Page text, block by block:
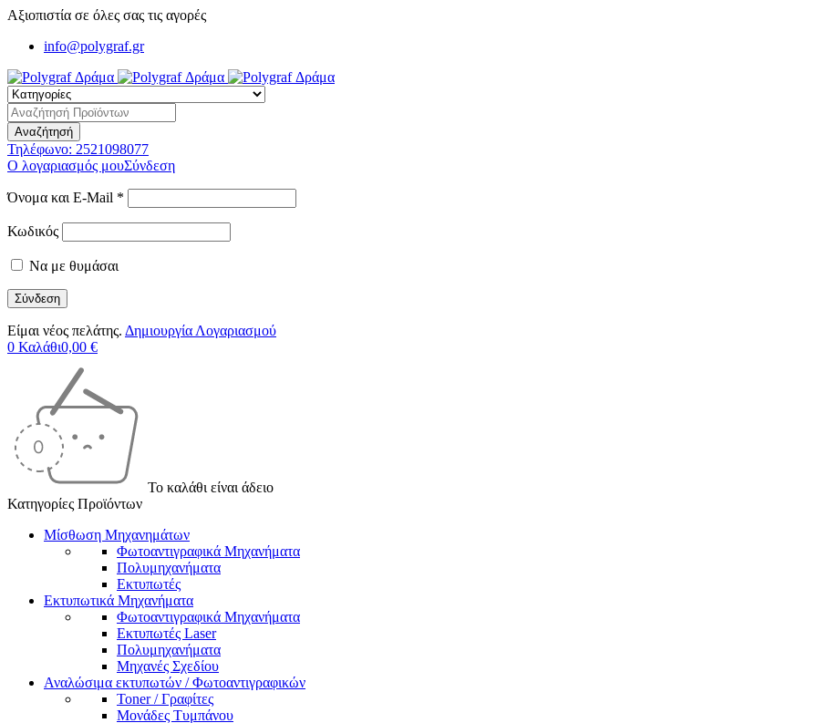
Αξιοπιστία σε όλες σας τις αγορές
info@polygraf.gr
Τηλέφωνο: 2521098077
Ο λογαριασμός μουΣύνδεση
Όνομα και E-Mail *
Κωδικός
Να με θυμάσαι
Είμαι νέος πελάτης. Δημιουργία Λογαριασμού
0 Καλάθι0,00 €
Το καλάθι είναι άδειο
Κατηγορίες Προϊόντων
Μίσθωση Μηχανημάτων
Φωτοαντιγραφικά Μηχανήματα
Πολυμηχανήματα
Εκτυπωτές
Εκτυπωτικά Μηχανήματα
Φωτοαντιγραφικά Μηχανήματα
Εκτυπωτές Laser
Πολυμηχανήματα
Μηχανές Σχεδίου
Αναλώσιμα εκτυπωτών / Φωτοαντιγραφικών
Toner / Γραφίτες
Μονάδες Τυμπάνου